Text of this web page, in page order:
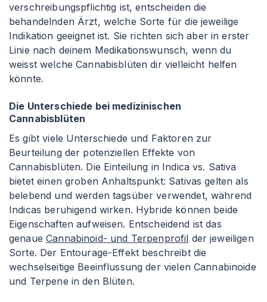
verschreibungspflichtig ist, entscheiden die
behandelnden Ärzt, welche Sorte für die jeweilige
Indikation geeignet ist. Sie richten sich aber in erster
Linie nach deinem Medikationswunsch, wenn du
weisst welche Cannabisblüten dir vielleicht helfen
könnte.
Die Unterschiede bei medizinischen
Cannabisblüten
Es gibt viele Unterschiede und Faktoren zur
Beurteilung der potenziellen Effekte von
Cannabisblüten. Die Einteilung in Indica vs. Sativa
bietet einen groben Anhaltspunkt: Sativas gelten als
belebend und werden tagsüber verwendet, während
Indicas beruhigend wirken. Hybride können beide
Eigenschaften aufweisen. Entscheidend ist das
genaueCannabinoid- und Terpenprofil der jeweiligen
Sorte. Der Entourage-Effekt beschreibt die
wechselseitige Beeinflussung der vielen Cannabinoide
und Terpene in den Blüten.